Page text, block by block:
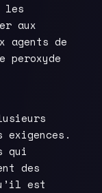
les
aux
agents de
peroxyde
exigences.
qui
des
est